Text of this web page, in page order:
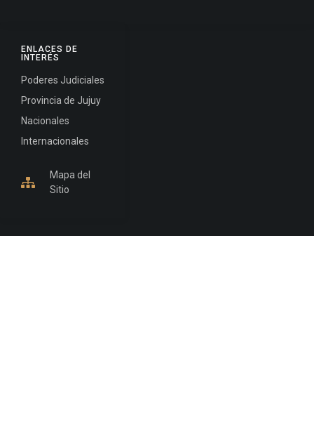
ENLACES DE
INTERÉS
Poderes Judiciales
Provincia de Jujuy
Nacionales
Internacionales
Mapa del
Sitio